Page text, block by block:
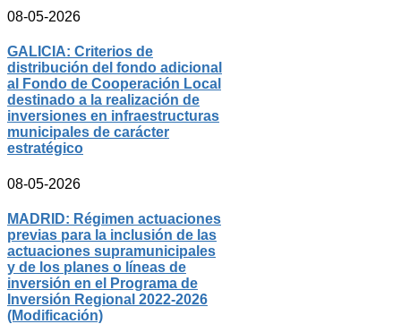
08-05-2026
GALICIA: Criterios de
distribución del fondo adicional
al Fondo de Cooperación Local
destinado a la realización de
inversiones en infraestructuras
municipales de carácter
estratégico
08-05-2026
MADRID: Régimen actuaciones
previas para la inclusión de las
actuaciones supramunicipales
y de los planes o líneas de
inversión en el Programa de
Inversión Regional 2022-2026
(Modificación)